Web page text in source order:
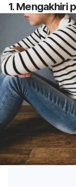
1. Mengakhiri